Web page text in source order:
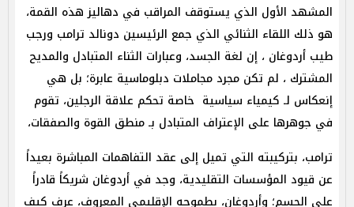
المشهد الأول الذي يستوقف المراقب في دهاليز هذه القمة،
هو ذلك اللقاء الثنائي الذي جمع الرئيسين دونالد ترامب ورجب
طيب أردوغان ، إن لغة الجسد، وعبارات الثناء المتبادل والمديح
المشترك ، لم تكن مجرد مجاملات دبلوماسية عابرة؛ بل هي
إنعكاس لـ كيمياء سياسية خاصة تحكم علاقة الرجلين، تقوم
في جوهرها على الإعتراف المتبادل بـ منطق القوة والصفقات،
ترامب، بتركيبته التي تميل إلى عقد التفاهمات المباشرة بعيداً
عن قيود المؤسسات التقليدية، وجد في أردوغان شريكاً قادراً
على الحسم؛ وأردوغان، بطموحه الإقليمي المعروف، عرف كيف